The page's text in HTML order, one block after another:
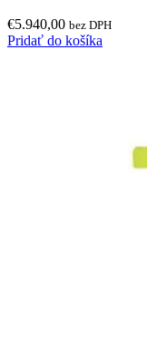
€5.940,00 bez DPH
Pridať do košíka